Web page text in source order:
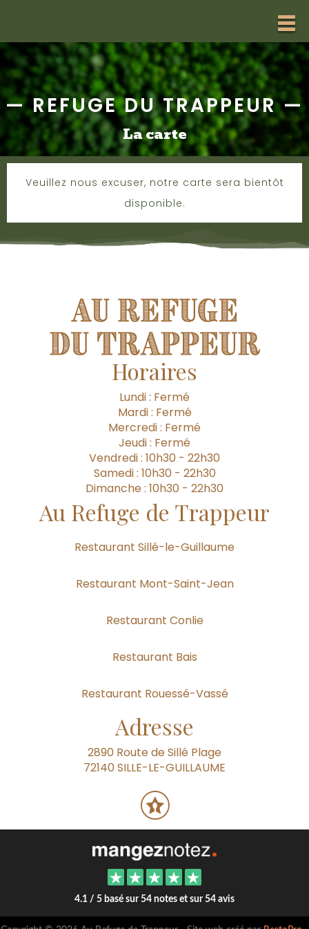
—REFUGE DU TRAPPEUR—
La carte
Veuillez nous excuser, notre carte sera bientôt
disponible.
Horaires
Lundi : Fermé
Mardi : Fermé
Mercredi : Fermé
Jeudi : Fermé
Vendredi : 10h30 - 22h30
Samedi : 10h30 - 22h30
Dimanche : 10h30 - 22h30
Au Refuge de Trappeur
Restaurant Sillé-le-Guillaume
Restaurant Mont-Saint-Jean
Restaurant Conlie
Restaurant Bais
Restaurant Rouessé-Vassé
Adresse
2890 Route de Sillé Plage
72140 SILLE-LE-GUILLAUME
4.1 / 5 basé sur 54 notes et sur 54 avis